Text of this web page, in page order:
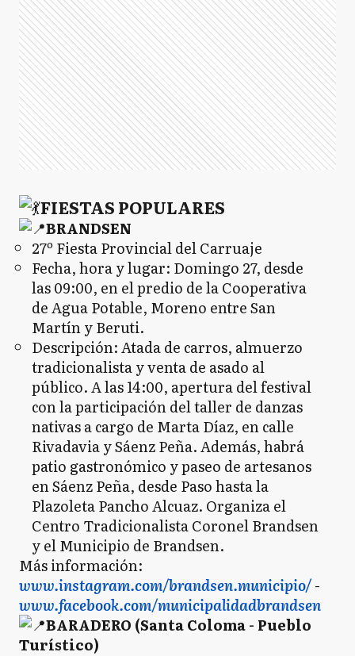
FIESTAS POPULARES
BRANDSEN
27º Fiesta Provincial del Carruaje
Fecha, hora y lugar: Domingo 27, desde
las 09:00, en el predio de la Cooperativa
de Agua Potable, Moreno entre San
Martín y Beruti.
Descripción: Atada de carros, almuerzo
tradicionalista y venta de asado al
público. A las 14:00, apertura del festival
con la participación del taller de danzas
nativas a cargo de Marta Díaz, en calle
Rivadavia y Sáenz Peña. Además, habrá
patio gastronómico y paseo de artesanos
en Sáenz Peña, desde Paso hasta la
Plazoleta Pancho Alcuaz. Organiza el
Centro Tradicionalista Coronel Brandsen
y el Municipio de Brandsen.
Más información:
www.instagram.com/brandsen.municipio/-
www.facebook.com/municipalidadbrandsen
BARADERO (Santa Coloma - Pueblo
Turístico)